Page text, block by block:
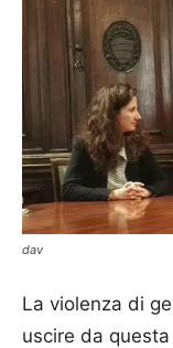
dav
La violenza di
uscire da